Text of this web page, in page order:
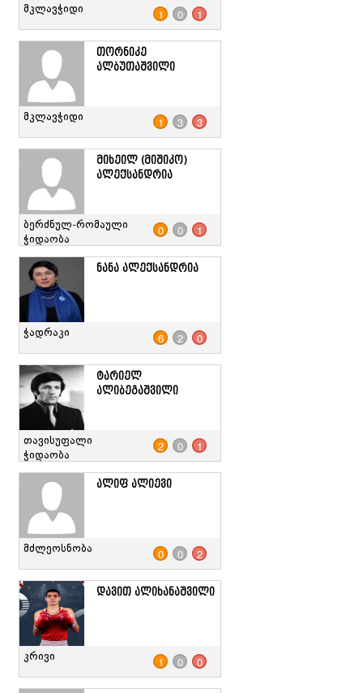
მკლავჭიდი 1 0 1
თორნიკე
ალბუთაშვილი
მკლავჭიდი 1 3 3
მიხეილ (მიშიკო)
ალექსანდრია
ბერძნულ-რომაული
ჭიდაობა
0 0 1
ნანა ალექსანდრია
ჭადრაკი 6 2 0
ტარიელ
ალიბეგაშვილი
თავისუფალი
ჭიდაობა
2 0 1
ალიფ ალიევი
მძლეოსნობა 0 0 2
დავით ალიხანაშვილი
კრივი 1 0 0